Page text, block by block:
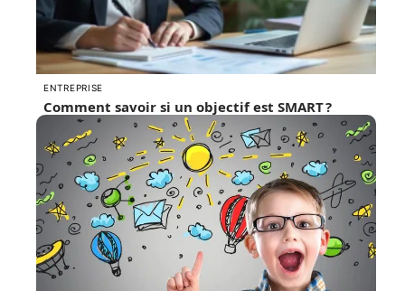
ENTREPRISE
Comment savoir si un objectif est SMART ?